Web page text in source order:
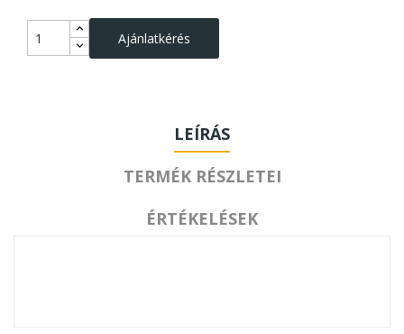
Ajánlatkérés
LEÍRÁS
TERMÉK RÉSZLETEI
ÉRTÉKELÉSEK